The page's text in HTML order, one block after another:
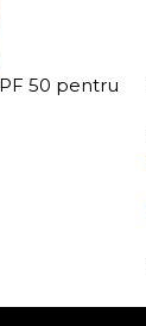
50 pentru